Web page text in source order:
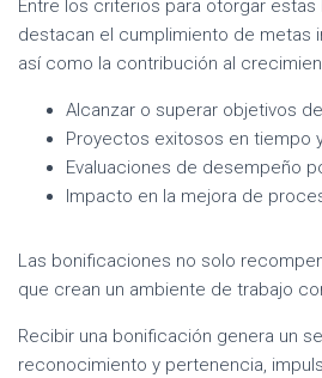
Entre los criterios para otorgar
destacan el cumplimiento de metas
así como la contribución al
Alcanzar o superar objetivos
Proyectos exitosos en tiempo
Evaluaciones de desempeño
Impacto en la mejora de
Las bonificaciones no solo
que crean un ambiente de trabajo
Recibir una bonificación genera un
reconocimiento y pertenencia,